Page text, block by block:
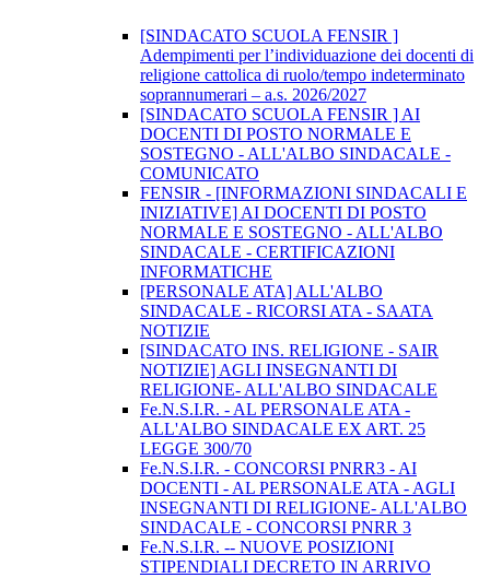
[SINDACATO SCUOLA FENSIR ]
Adempimenti per l’individuazione dei docenti di
religione cattolica di ruolo/tempo indeterminato
soprannumerari – a.s. 2026/2027
[SINDACATO SCUOLA FENSIR ] AI
DOCENTI DI POSTO NORMALE E
SOSTEGNO - ALL'ALBO SINDACALE -
COMUNICATO
FENSIR - [INFORMAZIONI SINDACALI E
INIZIATIVE] AI DOCENTI DI POSTO
NORMALE E SOSTEGNO - ALL'ALBO
SINDACALE - CERTIFICAZIONI
INFORMATICHE
[PERSONALE ATA] ALL'ALBO
SINDACALE - RICORSI ATA - SAATA
NOTIZIE
[SINDACATO INS. RELIGIONE - SAIR
NOTIZIE] AGLI INSEGNANTI DI
RELIGIONE- ALL'ALBO SINDACALE
Fe.N.S.I.R. - AL PERSONALE ATA -
ALL'ALBO SINDACALE EX ART. 25
LEGGE 300/70
Fe.N.S.I.R. - CONCORSI PNRR3 - AI
DOCENTI - AL PERSONALE ATA - AGLI
INSEGNANTI DI RELIGIONE- ALL'ALBO
SINDACALE - CONCORSI PNRR 3
Fe.N.S.I.R. -- NUOVE POSIZIONI
STIPENDIALI DECRETO IN ARRIVO